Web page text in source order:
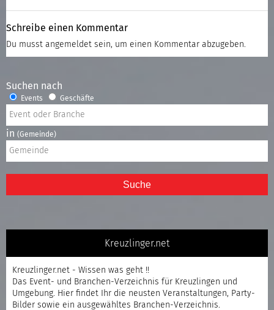
Schreibe einen Kommentar
Du musst angemeldet sein, um einen Kommentar abzugeben.
Suchen nach
Events Geschäfte
in (Gemeinde)
Suche
Kreuzlinger.net
Kreuzlinger.net - Wissen was geht !!
Das Event- und Branchen-Verzeichnis für Kreuzlingen und
Umgebung. Hier findet Ihr die neusten Veranstaltungen, Party-
Bilder sowie ein ausgewähltes Branchen-Verzeichnis.